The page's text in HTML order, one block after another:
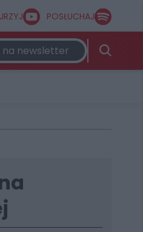
POSŁUCHAJ
na newsletter